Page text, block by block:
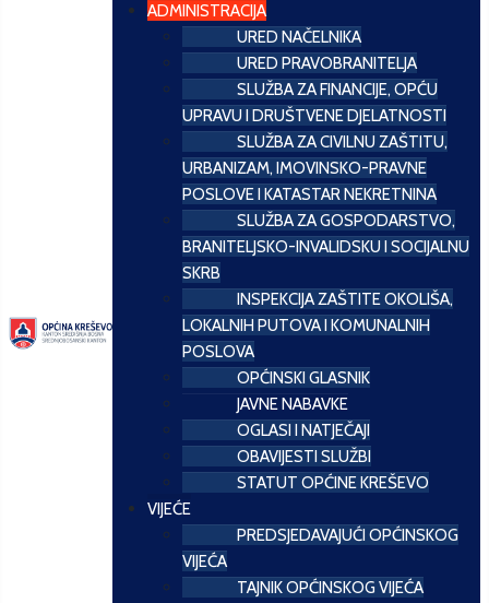
ADMINISTRACIJA
URED NAČELNIKA
URED PRAVOBRANITELJA
SLUŽBA ZA FINANCIJE, OPĆU
UPRAVU I DRUŠTVENE DJELATNOSTI
SLUŽBA ZA CIVILNU ZAŠTITU,
URBANIZAM, IMOVINSKO-PRAVNE
POSLOVE I KATASTAR NEKRETNINA
SLUŽBA ZA GOSPODARSTVO,
BRANITELJSKO-INVALIDSKU I SOCIJALNU
SKRB
INSPEKCIJA ZAŠTITE OKOLIŠA,
LOKALNIH PUTOVA I KOMUNALNIH
POSLOVA
OPĆINSKI GLASNIK
JAVNE NABAVKE
OGLASI I NATJEČAJI
OBAVIJESTI SLUŽBI
STATUT OPĆINE KREŠEVO
VIJEĆE
PREDSJEDAVAJUĆI OPĆINSKOG
VIJEĆA
TAJNIK OPĆINSKOG VIJEĆA